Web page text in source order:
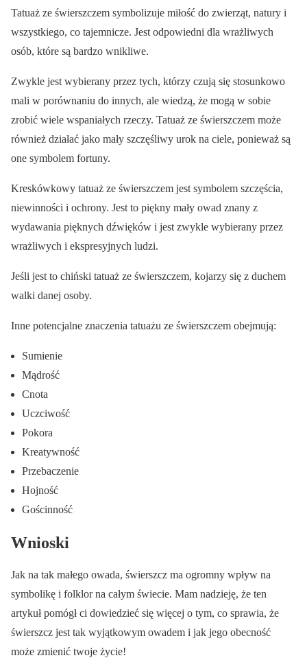
Tatuaż ze świerszczem symbolizuje miłość do zwierząt, natury i
wszystkiego, co tajemnicze. Jest odpowiedni dla wrażliwych
osób, które są bardzo wnikliwe.
Zwykle jest wybierany przez tych, którzy czują się stosunkowo
mali w porównaniu do innych, ale wiedzą, że mogą w sobie
zrobić wiele wspaniałych rzeczy. Tatuaż ze świerszczem może
również działać jako mały szczęśliwy urok na ciele, ponieważ są
one symbolem fortuny.
Kreskówkowy tatuaż ze świerszczem jest symbolem szczęścia,
niewinności i ochrony. Jest to piękny mały owad znany z
wydawania pięknych dźwięków i jest zwykle wybierany przez
wrażliwych i ekspresyjnych ludzi.
Jeśli jest to chiński tatuaż ze świerszczem, kojarzy się z duchem
walki danej osoby.
Inne potencjalne znaczenia tatuażu ze świerszczem obejmują:
Sumienie
Mądrość
Cnota
Uczciwość
Pokora
Kreatywność
Przebaczenie
Hojność
Gościnność
Wnioski
Jak na tak małego owada, świerszcz ma ogromny wpływ na
symbolikę i folklor na całym świecie. Mam nadzieję, że ten
artykuł pomógł ci dowiedzieć się więcej o tym, co sprawia, że
świerszcz jest tak wyjątkowym owadem i jak jego obecność
może zmienić twoje życie!